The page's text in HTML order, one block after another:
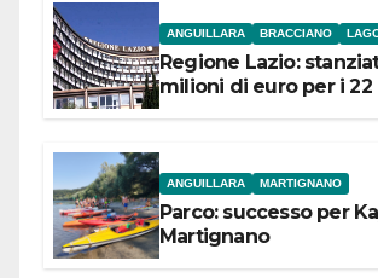
ANGUILLARA BRACCIANO
Regione Lazio:
milioni di euro per i 22
ANGUILLARA MARTIGNANO
Parco: successo per
Martignano